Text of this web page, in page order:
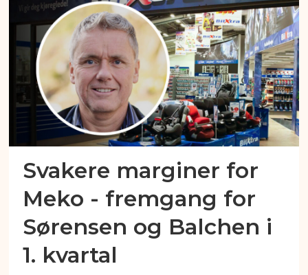
Svakere marginer for
Meko - fremgang for
Sørensen og Balchen i
1. kvartal